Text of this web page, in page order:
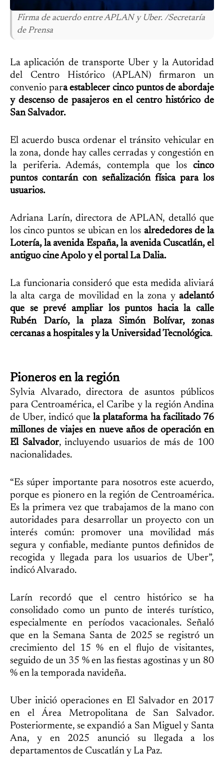
Firma de acuerdo entre APLAN y Uber. /Secretaría
de Prensa
La aplicación de transporte Uber y la Autoridad
del Centro Histórico (APLAN) firmaron un
convenio para establecer cinco puntos de abordaje
y descenso de pasajeros en el centro histórico de
San Salvador.
El acuerdo busca ordenar el tránsito vehicular en
la zona, donde hay calles cerradas y congestión en
la periferia. Además, contempla que loscinco
puntos contarán con señalización física para los
usuarios.
Adriana Larín, directora de APLAN, detalló que
los cinco puntos se ubican en los alrededores de la
Lotería, la avenida España, la avenida Cuscatlán, el
antiguo cine Apolo y el portal La Dalia.
La funcionaria consideró que esta medida aliviará
la alta carga de movilidad en la zona y adelantó
que se prevé ampliar los puntos hacia la calle
Rubén Darío, la plaza Simón Bolívar, zonas
cercanas a hospitales y la Universidad Tecnológica.
Pioneros en la región
Sylvia Alvarado, directora de asuntos públicos
para Centroamérica, el Caribe y la región Andina
de Uber, indicó que la plataforma ha facilitado 76
millones de viajes en nueve años de operación en
El Salvador, incluyendo usuarios de más de 100
nacionalidades.
“Es súper importante para nosotros este acuerdo,
porque es pionero en la región de Centroamérica.
Es la primera vez que trabajamos de la mano con
autoridades para desarrollar un proyecto con un
interés común: promover una movilidad más
segura y confiable, mediante puntos definidos de
recogida y llegada para los usuarios de Uber”,
indicó Alvarado.
Larín recordó que el centro histórico se ha
consolidado como un punto de interés turístico,
especialmente en períodos vacacionales. Señaló
que en la Semana Santa de 2025 se registró un
crecimiento del 15 % en el flujo de visitantes,
seguido de un 35 % en las fiestas agostinas y un 80
% en la temporada navideña.
Uber inició operaciones en El Salvador en 2017
en el Área Metropolitana de San Salvador.
Posteriormente, se expandió a San Miguel y Santa
Ana, y en 2025 anunció su llegada a los
departamentos de Cuscatlán y La Paz.